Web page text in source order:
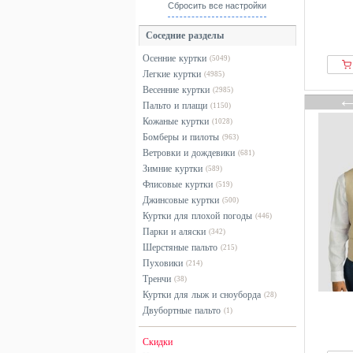
Blend
BLKVIS
Boggi Milano
Bogner
BOMBOOGIE
BONDELID
BONOBO Jeans
Born Living Yoga
BOSS
Boston Park
BRAX
Bugatti
Callaway
Calvin Klein
Camel Active
разноцветный
розовый
серый
синий
фиолетовый
хаки
черный
Сбросить все настройки
Соседние разделы
Осенние куртки (5049)
Легкие куртки (4985)
Весенние куртки (2985)
Пальто и плащи (1150)
Кожаные куртки (1028)
Бомберы и пилоты (963)
Ветровки и дождевики (681)
Зимние куртки (589)
Флисовые куртки (519)
Джинсовые куртки (500)
Куртки для плохой погоды (446)
Парки и аляски (342)
Шерстяные пальто (215)
Пуховики (214)
Тренчи (38)
Куртки для лыж и сноуборда (28)
Двубортные пальто (1)
Скидки